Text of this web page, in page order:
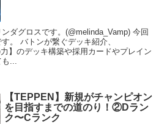
ダグロスです。(@melinda_Vamp) 今回
。 バトンが繋ぐデッキ紹介、
】のデッキ構築や採用カードやプレイン
も...
【TEPPEN】新規がチャンピオン
を目指すまでの道のり！②Dラン
ク〜Cランク